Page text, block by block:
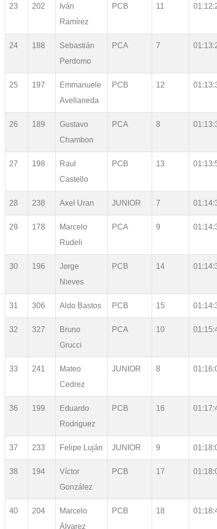
23 202
Iván
Ramírez
PCB 11
24 188
Sebastián
Perdomo
PCA 7
25 197
Emmanuele
Avellaneda
PCB 12
26 189
Gustavo
Chambon
PCA 8
27 198
Raul
Castello
PCB 13
28 238 Axel Uran JUNIOR 7
29 178
Marcelo
Rudeli
PCA 9
30 196
Jorge
Nieves
PCB 14
31 306 Aldo Bastos PCB 15
32 327
Bruno
Grucci
PCA 10
33 241
Mateo
Cedrez
JUNIOR 8
36 199
Eduardo
Rodriguez
PCB 16
37 233 Felipe Luján JUNIOR 9
38 194
Víctor
González
PCB 17
40 204
Marcelo
Álvarez
PCB 18